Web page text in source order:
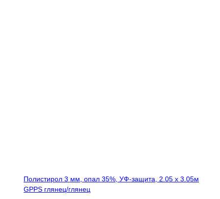
Полистирол 3 мм, опал 35%, УФ-защита, 2.05 х 3.05м
GPPS глянец/глянец